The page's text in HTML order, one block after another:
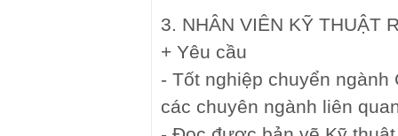
3. NHÂN VIÊN KỸ THUẬT
+ Yêu cầu
- Tốt nghiệp chuyển
các chuyên ngành liên